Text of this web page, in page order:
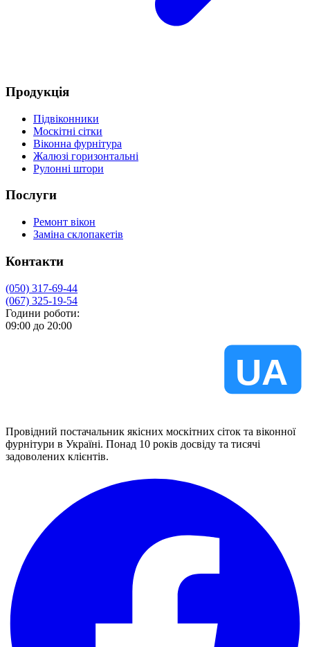
Продукція
Підвіконники
Москітні сітки
Віконна фурнітура
Жалюзі горизонтальні
Рулонні штори
Послуги
Ремонт вікон
Заміна склопакетів
Контакти
(050) 317-69-44
(067) 325-19-54
Години роботи:
09:00 до 20:00
UA
Провідний постачальник якісних москітних сіток та віконної
фурнітури в Україні. Понад 10 років досвіду та тисячі
задоволених клієнтів.